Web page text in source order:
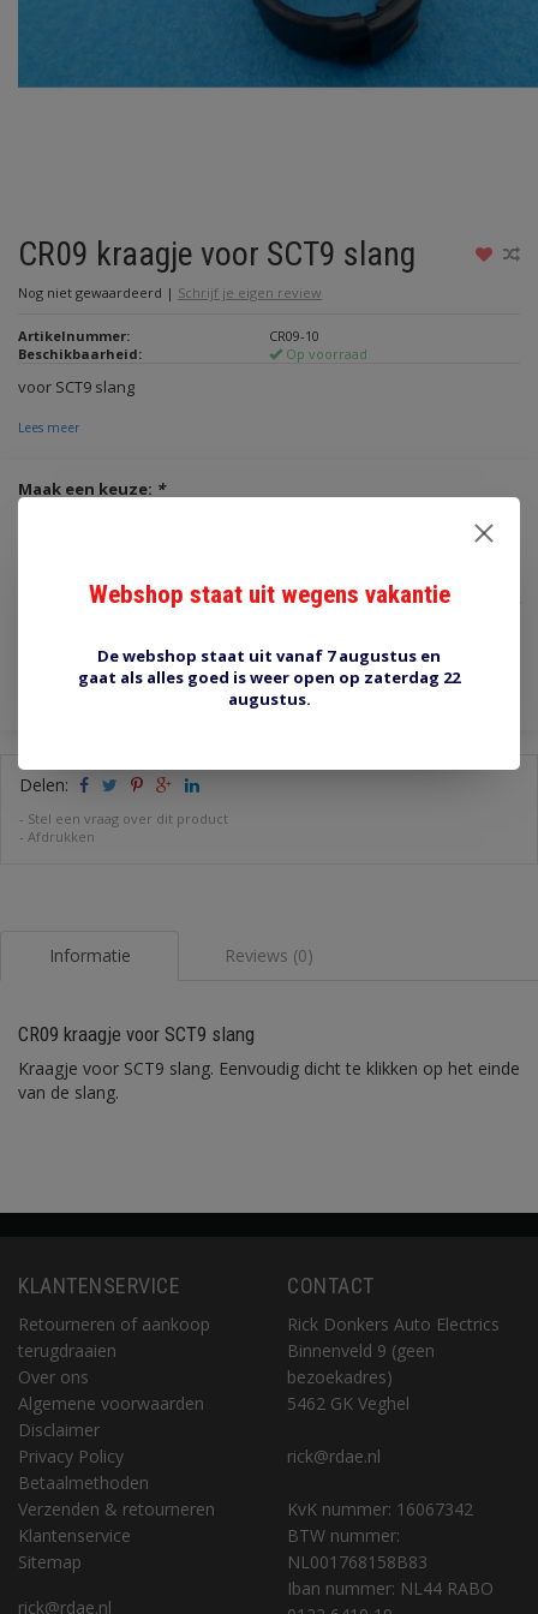
CR09 kraagje voor SCT9 slang
Nog niet gewaardeerd | Schrijf je eigen review
Artikelnummer:
CR09-10
Beschikbaarheid:
Op voorraad
voor SCT9 slang
Lees meer
Maak een keuze: *
Delen:
- Stel een vraag over dit product
- Afdrukken
Informatie Reviews (0)
CR09 kraagje voor SCT9 slang
Kraagje voor SCT9 slang. Eenvoudig dicht te klikken op het einde
van de slang.
KLANTENSERVICE
Retourneren of aankoop
terugdraaien
Over ons
Algemene voorwaarden
Disclaimer
Privacy Policy
Betaalmethoden
Verzenden & retourneren
Klantenservice
Sitemap
rick@rdae.nl
CONTACT
Rick Donkers Auto Electrics
Binnenveld 9 (geen
bezoekadres)
5462 GK Veghel
rick@rdae.nl
KvK nummer: 16067342
BTW nummer:
NL001768158B83
Iban nummer: NL44 RABO
Webshop staat uit wegens vakantie
De webshop staat uit vanaf 7 augustus en
gaat als alles goed is weer open op zaterdag 22
augustus.